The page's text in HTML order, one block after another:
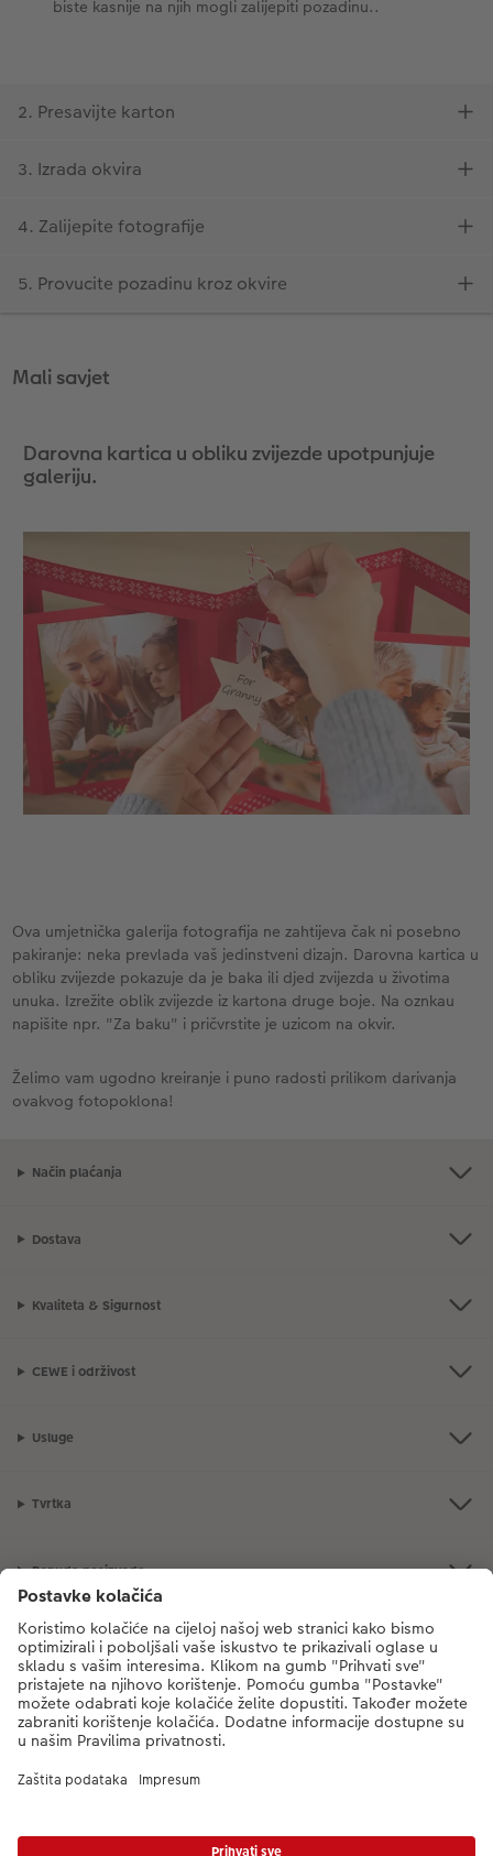
Mali savjet
Darovna kartica u obliku zvijezde upotpunjuje
galeriju.
Ova umjetnička galerija fotografija ne zahtijeva čak ni posebno
pakiranje: neka prevlada vaš jedinstveni dizajn. Darovna kartica u
obliku zvijezde pokazuje da je baka ili djed zvijezda u životima
unuka. Izrežite oblik zvijezde iz kartona druge boje. Na oznkau
napišite npr. "Za baku" i pričvrstite je uzicom na okvir.
Želimo vam ugodno kreiranje i puno radosti prilikom darivanja
ovakvog fotopoklona!
Način plaćanja
Dostava
Kvaliteta & Sigurnost
CEWE i održivost
Usluge
Tvrtka
Ponuda proizvoda
CEWE Fotosvijet
Nazovite nas od ponedjeljka do petka od 8:00 - 17:00 sati (s iznimkom
državnih praznika). Hvala.